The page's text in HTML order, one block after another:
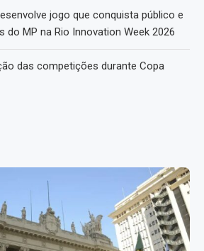
jogo que conquista público e
do MP na Rio Innovation Week 2026
das competições durante Copa